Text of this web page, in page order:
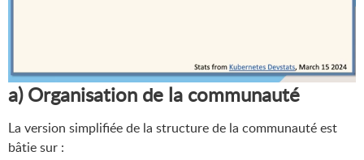
a) Organisation de la communauté
La version simplifiée de la structure de la communauté est
bâtie sur :